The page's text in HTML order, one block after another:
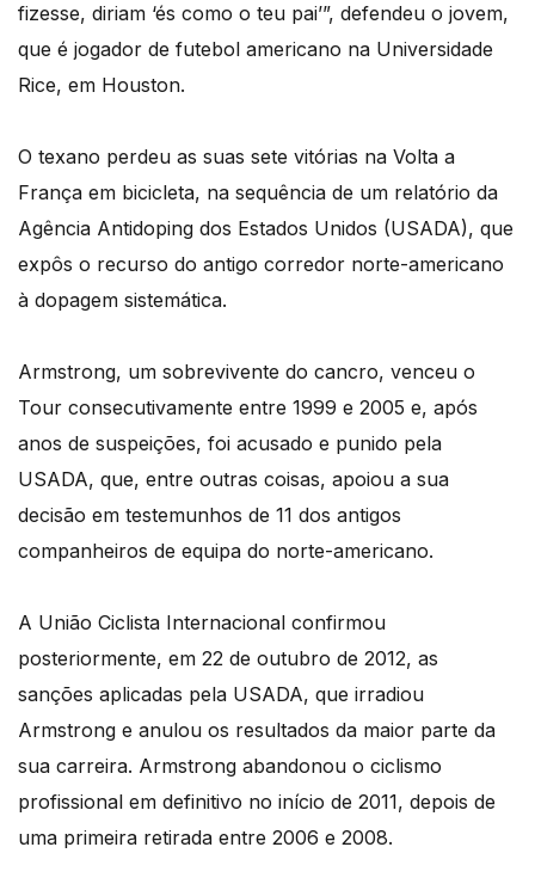
fizesse, diriam ‘és como o teu pai’”, defendeu o jovem,
que é jogador de futebol americano na Universidade
Rice, em Houston.
O texano perdeu as suas sete vitórias na Volta a
França em bicicleta, na sequência de um relatório da
Agência Antidoping dos Estados Unidos (USADA), que
expôs o recurso do antigo corredor norte-americano
à dopagem sistemática.
Armstrong, um sobrevivente do cancro, venceu o
Tour consecutivamente entre 1999 e 2005 e, após
anos de suspeições, foi acusado e punido pela
USADA, que, entre outras coisas, apoiou a sua
decisão em testemunhos de 11 dos antigos
companheiros de equipa do norte-americano.
A União Ciclista Internacional confirmou
posteriormente, em 22 de outubro de 2012, as
sanções aplicadas pela USADA, que irradiou
Armstrong e anulou os resultados da maior parte da
sua carreira. Armstrong abandonou o ciclismo
profissional em definitivo no início de 2011, depois de
uma primeira retirada entre 2006 e 2008.